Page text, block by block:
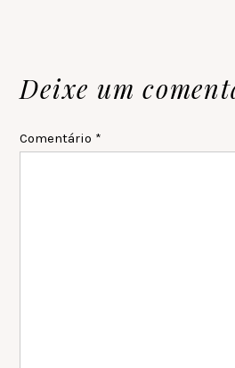
Reader
Interactions
Deixe um
Comentário *